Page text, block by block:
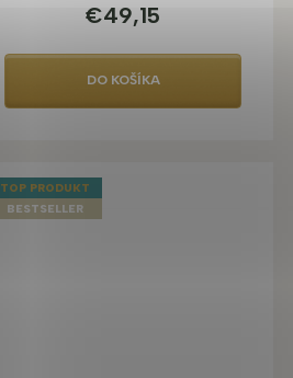
€49,15
DO KOŠÍKA
TOP PRODUKT
BESTSELLER